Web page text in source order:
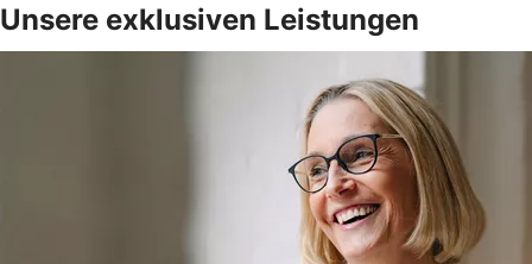
Unsere exklusiven Leistungen